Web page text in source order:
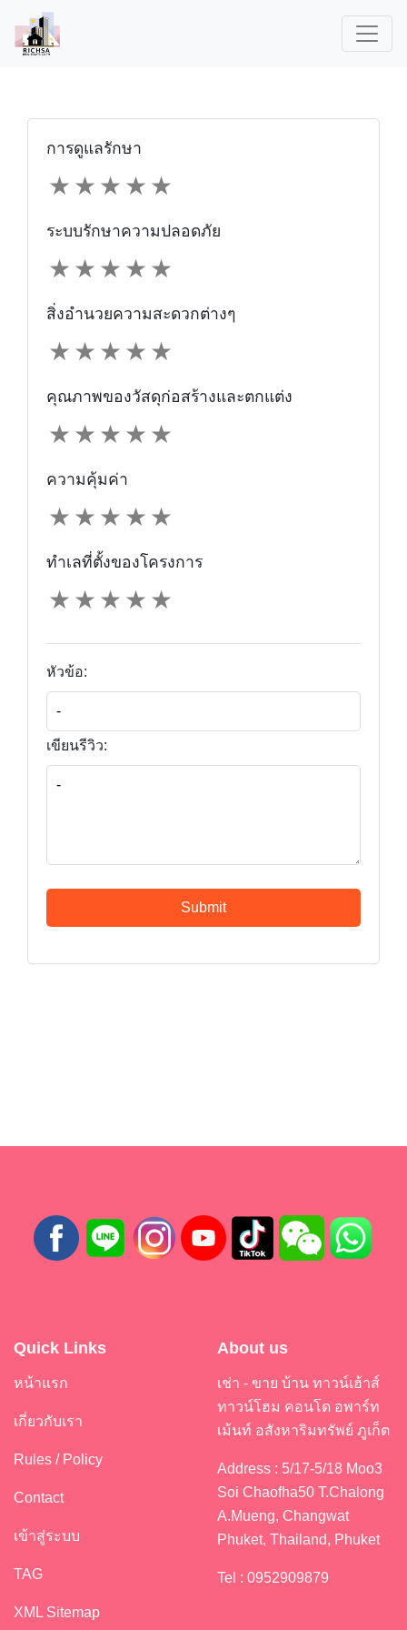
การดูแลรักษา
★
★
★
★
★
ระบบรักษาความปลอดภัย
★
★
★
★
★
สิ่งอำนวยความสะดวกต่างๆ
★
★
★
★
★
คุณภาพของวัสดุก่อสร้างและตกแต่ง
★
★
★
★
★
ความคุ้มค่า
★
★
★
★
★
ทำเลที่ตั้งของโครงการ
★
★
★
★
★
หัวข้อ:
เขียนรีวิว:
Quick Links
หน้าแรก
เกี่ยวกับเรา
Rules / Policy
Contact
เข้าสู่ระบบ
TAG
XML Sitemap
About us
เช่า - ขาย บ้าน ทาวน์เฮ้าส์
ทาวน์โฮม คอนโด อพาร์ท
เม้นท์ อสังหาริมทรัพย์ ภูเก็ต
Address : 5/17-5/18 Moo3
Soi Chaofha50 T.Chalong
A.Mueng, Changwat
Phuket, Thailand, Phuket
Tel : 0952909879